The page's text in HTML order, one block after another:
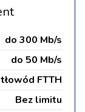
do 300 Mb/s
do 50 Mb/s
FTTH
Bez limitu